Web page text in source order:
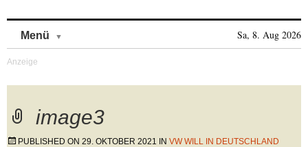
Menü Sa, 8. Aug 2026
image3
PUBLISHED ON 29. OKTOBER 2021 IN VW WILL IN DEUTSCHLAND